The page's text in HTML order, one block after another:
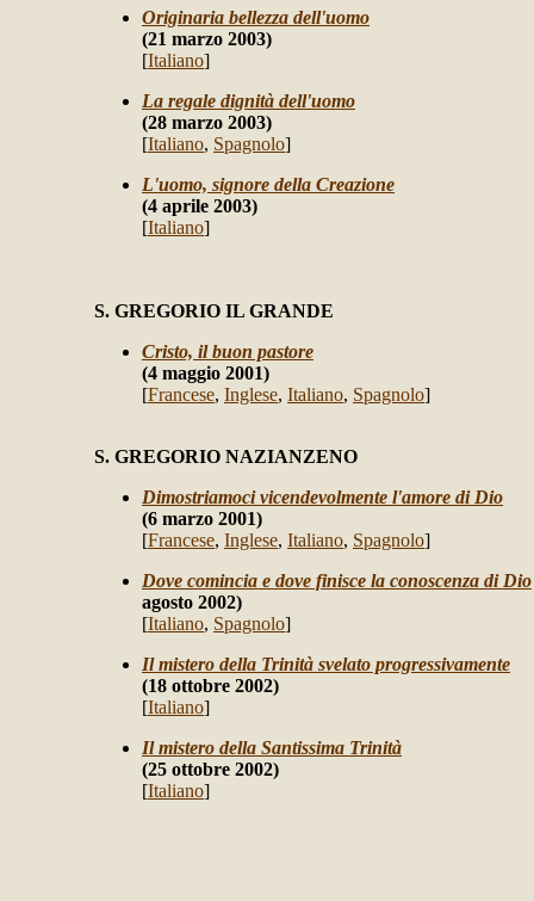
Originaria bellezza dell'uomo
(21 marzo 2003)
[Italiano]
La regale dignità dell'uomo
(28 marzo 2003)
[Italiano, Spagnolo]
L'uomo, signore della Creazione
(4 aprile 2003)
[Italiano]
S. GREGORIO IL GRANDE
Cristo, il buon pastore
(4 maggio 2001)
[Francese, Inglese, Italiano, Spagnolo]
S. GREGORIO NAZIANZENO
Dimostriamoci vicendevolmente l'amore di Dio
(6 marzo 2001)
[Francese, Inglese, Italiano, Spagnolo]
Dove comincia e dove finisce la conoscenza di Dio
agosto 2002)
[Italiano, Spagnolo]
Il mistero della Trinità svelato progressivamente
(18 ottobre 2002)
[Italiano]
Il mistero della Santissima Trinità
(25 ottobre 2002)
[Italiano]